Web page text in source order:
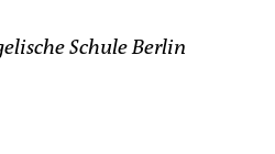
Schule Berlin